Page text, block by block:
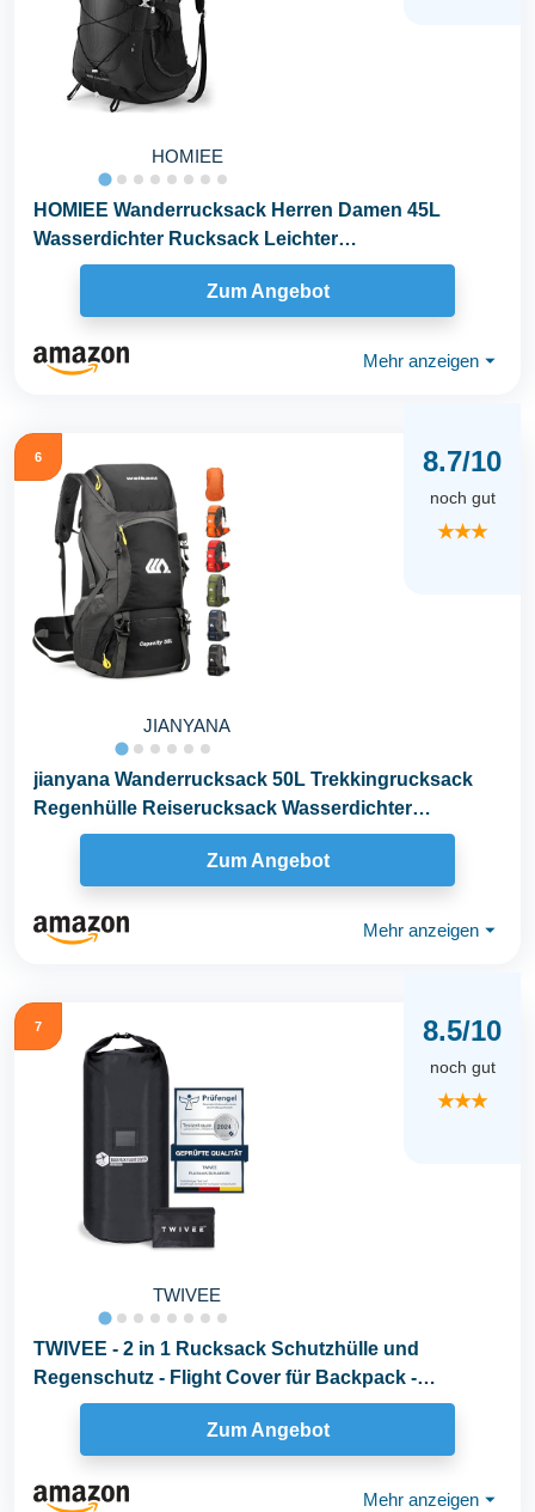
HOMIEE
HOMIEE Wanderrucksack Herren Damen 45L
Wasserdichter Rucksack Leichter
Trekkingrucksack Gro...
Zum Angebot
Mehr anzeigen ⏷
6
JIANYANA
8.7/10
noch gut
★★★
jianyana Wanderrucksack 50L Trekkingrucksack
Regenhülle Reiserucksack Wasserdichter
Campingrucksack...
Zum Angebot
Mehr anzeigen ⏷
7
TWIVEE
8.5/10
noch gut
★★★
TWIVEE - 2 in 1 Rucksack Schutzhülle und
Regenschutz - Flight Cover für Backpack -
Flugzeug...
Zum Angebot
Mehr anzeigen ⏷